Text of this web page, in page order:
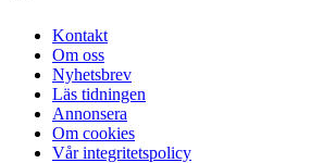
Kontakt
Om oss
Nyhetsbrev
Läs tidningen
Annonsera
Om cookies
Vår integritetspolicy